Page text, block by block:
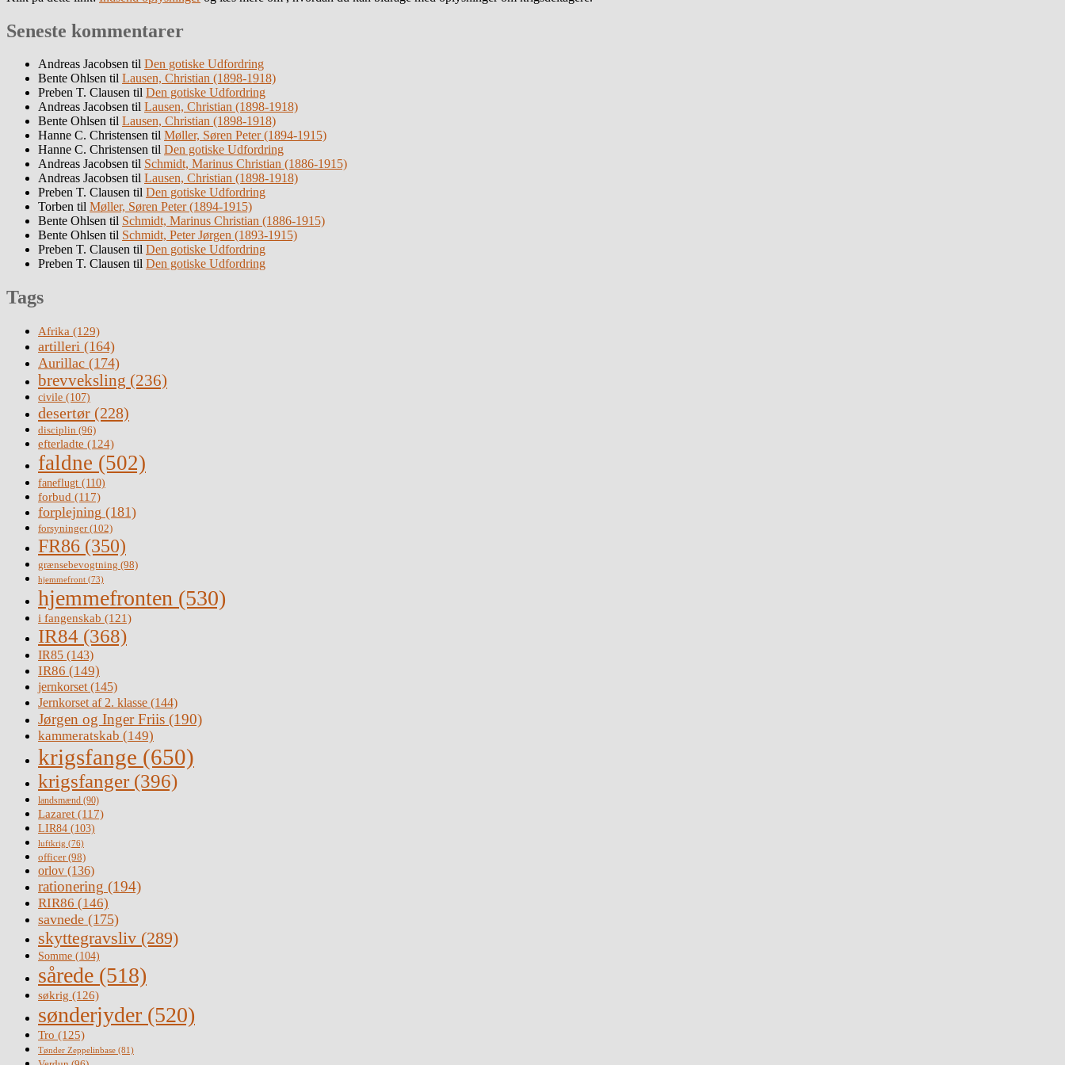
Seneste kommentarer
Andreas Jacobsen til Den gotiske Udfordring
Bente Ohlsen til Lausen, Christian (1898-1918)
Preben T. Clausen til Den gotiske Udfordring
Andreas Jacobsen til Lausen, Christian (1898-1918)
Bente Ohlsen til Lausen, Christian (1898-1918)
Hanne C. Christensen til Møller, Søren Peter (1894-1915)
Hanne C. Christensen til Den gotiske Udfordring
Andreas Jacobsen til Schmidt, Marinus Christian (1886-1915)
Andreas Jacobsen til Lausen, Christian (1898-1918)
Preben T. Clausen til Den gotiske Udfordring
Torben til Møller, Søren Peter (1894-1915)
Bente Ohlsen til Schmidt, Marinus Christian (1886-1915)
Bente Ohlsen til Schmidt, Peter Jørgen (1893-1915)
Preben T. Clausen til Den gotiske Udfordring
Preben T. Clausen til Den gotiske Udfordring
Tags
Afrika (129)
artilleri (164)
Aurillac (174)
brevveksling (236)
civile (107)
desertør (228)
disciplin (96)
efterladte (124)
faldne (502)
faneflugt (110)
forbud (117)
forplejning (181)
forsyninger(102)
FR86 (350)
grænsebevogtning (98)
hjemmefront (73)
hjemmefronten (530)
i fangenskab (121)
IR84 (368)
IR85 (143)
IR86 (149)
jernkorset(145)
Jernkorset af 2. klasse (144)
Jørgen og Inger Friis (190)
kammeratskab (149)
krigsfange (650)
krigsfanger (396)
landsmænd (90)
Lazaret (117)
LIR84 (103)
luftkrig (76)
officer(98)
orlov (136)
rationering (194)
RIR86 (146)
savnede (175)
skyttegravsliv (289)
Somme (104)
sårede (518)
søkrig (126)
sønderjyder (520)
Tro (125)
Tønder Zeppelinbase (81)